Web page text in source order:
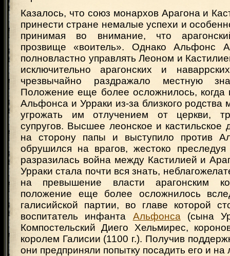
Казалось, что союз монархов Арагона и
принести стране немалые успехи и
принимая во внимание, что
прозвище «воитель». Однако Альфонс
полновластно управлять Леоном и
исключительно арагонских и
чрезвычайно раздражало местную
Положение еще более осложнилось, когда
Альфонса и Урраки из-за близкого родства
угрожать им отлучением от церкви,
супругов. Высшее леонское и кастильское
на сторону папы и выступило против
обрушился на врагов, жестоко
разразилась война между Кастилией и
Урраки стала почти вся знать,
на превышение власти арагонским
положение еще более осложнилось
галисийской партии, во главе которой
воспитатель инфанта Альфонса (сына
Компостельский Диего Хельмирес,
королем Галисии (1100 г.). Получив
они предприняли попытку посадить его и на